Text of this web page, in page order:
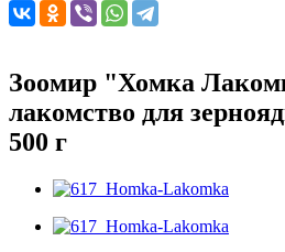
Зоомир "Хомка
лакомство для
500 г